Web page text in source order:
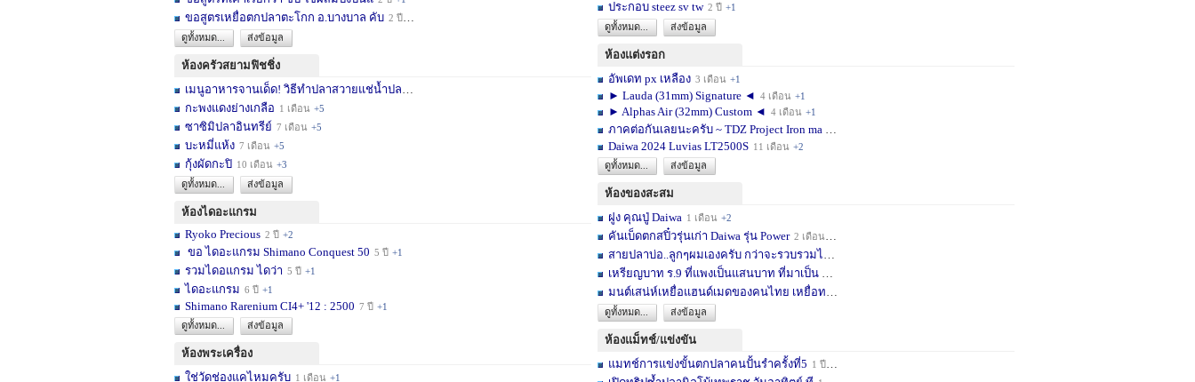
ขอสูตรเหยื่อตกปลาตะโกก อ.บางบาล คับ 2 ปี
ดูทั้งหมด...
ส่งข้อมูล
ห้องครัวสยามฟิชชิ่ง
เมนูอาหารจานเด็ด! วิธีทำปลาสวายแช่น้ำปลา
กะพงแดงย่างเกลือ 1 เดือน +5
ซาซิมิปลาอินทรีย์ 7 เดือน +5
บะหมี่แห้ง 7 เดือน +5
กุ้งผัดกะปิ 10 เดือน +3
ดูทั้งหมด...
ส่งข้อมูล
ห้องไดอะแกรม
Ryoko Precious 2 ปี +2
ขอ ไดอะแกรม Shimano Conquest 50 5 ปี +1
รวมไดอแกรม ไดว่า 5 ปี +1
ไดอะแกรม 6 ปี +1
Shimano Rarenium CI4+ '12 : 2500 7 ปี +1
ดูทั้งหมด...
ส่งข้อมูล
ห้องพระเครื่อง
ใช่วัดช่องแคไหมครับ 1 เดือน +1
ประกอบ steez sv tw 2 ปี +1
ดูทั้งหมด...
ส่งข้อมูล
ห้องแต่งรอก
อัพเดท px เหลือง 3 เดือน +1
► Lauda (31mm) Signature ◄ 4 เดือน +1
► Alphas Air (32mm) Custom ◄ 4 เดือน +1
ภาคต่อกันเลยนะครับ ~ TDZ Project Iron ma
Daiwa 2024 Luvias LT2500S 11 เดือน +2
ดูทั้งหมด...
ส่งข้อมูล
ห้องของสะสม
ฝูง คุณปู่ Daiwa 1 เดือน +2
คันเบ็ดตกสปิ๋วรุ่นเก่า Daiwa รุ่น Power 2 เดือน
สายปลาบ่อ..ลูกๆผมเองครับ กว่าจะรวบรวมได้
เหรียญบาท ร.9 ที่แพงเป็นแสนบาท ที่มาเป็น
มนต์เสน่ห์เหยื่อแฮนด์เมดของคนไทย เหยื่อท
ดูทั้งหมด...
ส่งข้อมูล
ห้องแม็ทช์/แข่งขัน
แมทช์การแข่งขั้นตกปลาคนปั้นรำครั้งที่5 1 ปี